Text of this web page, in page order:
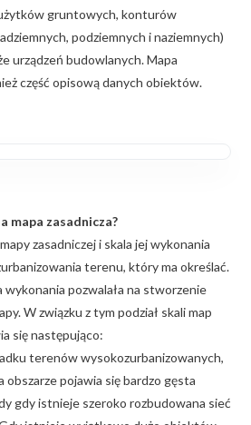
gruntowych, konturów
podziemnych i naziemnych)
urządzeń budowlanych. Mapa
część opisową danych obiektów.
mapa zasadnicza?
zasadniczej i skala jej wykonania
terenu, który ma określać.
pozwalała na stworzenie
W związku z tym podział skali map
się następująco:
terenów wysokozurbanizowanych,
obszarze pojawia się bardzo gęsta
gdy istnieje szeroko rozbudowana sieć